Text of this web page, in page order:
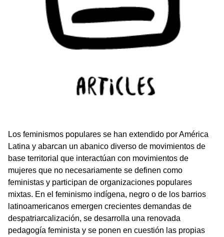
Los feminismos populares se han extendido por América
Latina y abarcan un abanico diverso de movimientos de
base territorial que interactúan con movimientos de
mujeres que no necesariamente se definen como
feministas y participan de organizaciones populares
mixtas. En el feminismo indígena, negro o de los barrios
latinoamericanos emergen crecientes demandas de
despatriarcalización, se desarrolla una renovada
pedagogía feminista y se ponen en cuestión las propias